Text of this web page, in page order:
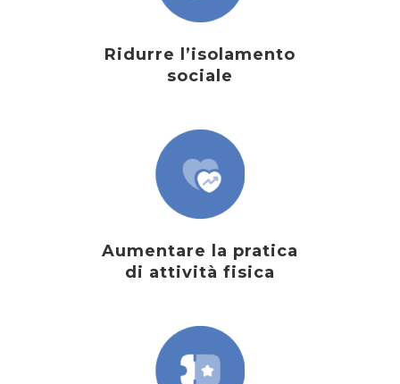
Ridurre l’isolamento
sociale
Aumentare la pratica
di attività fisica